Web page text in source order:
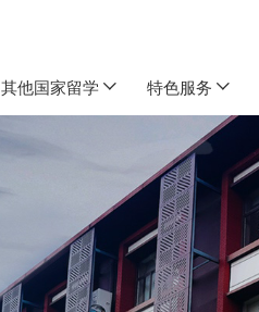
其他国家留学 特色服务